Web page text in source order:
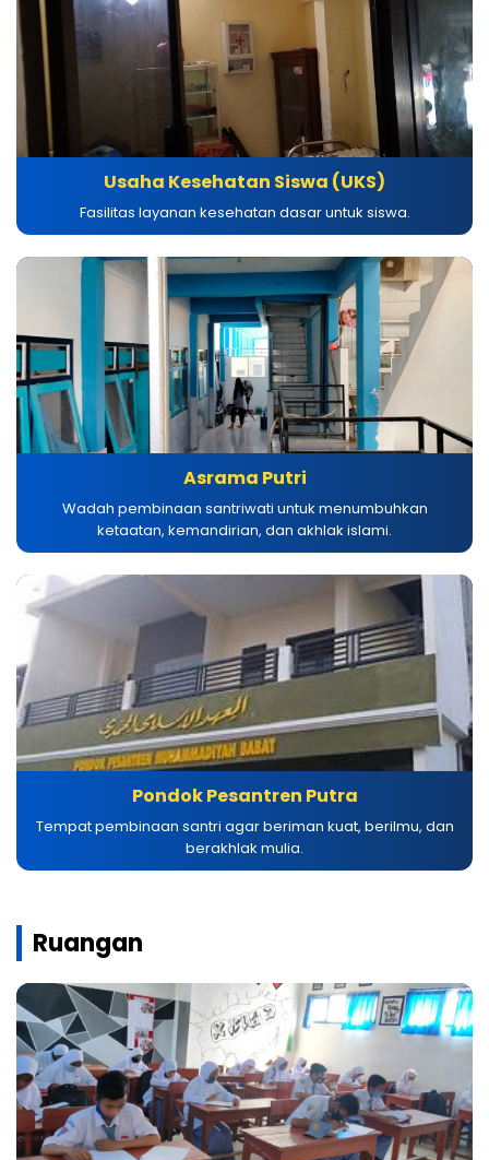
Usaha Kesehatan Siswa (UKS)
Fasilitas layanan kesehatan dasar untuk siswa.
Asrama Putri
Wadah pembinaan santriwati untuk menumbuhkan
ketaatan, kemandirian, dan akhlak islami.
Pondok Pesantren Putra
Tempat pembinaan santri agar beriman kuat, berilmu, dan
berakhlak mulia.
Ruangan